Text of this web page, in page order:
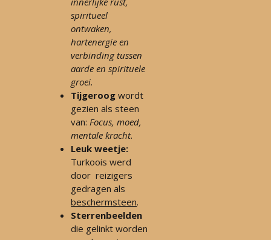
spiritueel
ontwaken,
hartenergie en
verbinding tussen
aarde en spirituele
groei.
Tijgeroog wordt
gezien als steen
van: Focus, moed,
mentale kracht.
Leuk weetje:
Turkoois werd
door reizigers
gedragen als
beschermsteen.
Sterrenbeelden
die gelinkt worden